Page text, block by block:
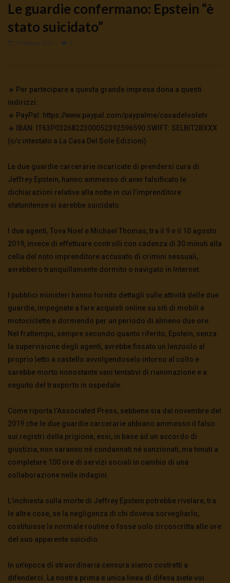
0
65 0
0
304
Le guardie confermano: Epstein “è
stato suicidato”
☀️ Per partecipare a questa grande impresa dona a questi
indirizzi:
☀️ PayPal: https://www.paypal.com/paypalme/casadelsoletv
☀️ IBAN: IT63P0326822300052392596590 SWIFT: SELBIT2BXXX
(c/c intestato a La Casa Del Sole Edizioni)
Le due guardie carcerarie incaricate di prendersi cura di
Jeffrey Epstein, hanno ammesso di aver falsificato le
dichiarazioni relative alla notte in cui l’imprenditore
statunitense si sarebbe suicidato.
I due agenti, Tova Noel e Michael Thomas, tra il 9 e il 10 agosto
2019, invece di effettuare controlli con cadenza di 30 minuti alla
cella del noto imprenditore accusato di crimini sessuali,
avrebbero tranquillamente dormito o navigato in Internet.
I pubblici ministeri hanno fornito dettagli sulle attività delle due
guardie, impegnate a fare acquisti online su siti di mobili e
motociclette e dormendo per un periodo di almeno due ore.
Nel frattempo, sempre secondo quanto riferito, Epstein, senza
la supervisione degli agenti, avrebbe fissato un lenzuolo al
proprio letto a castello avvolgendoselo intorno al collo e
sarebbe morto nonostante vani tentativi di rianimazione e a
seguito del trasporto in ospedale.
Come riporta l’Associated Press, sebbene sia dal novembre del
2019 che le due guardie carcerarie abbiano ammesso il falso
sui registri della prigione, essi, in base ad un accordo di
giustizia, non saranno né condannati né sanzionati, ma tenuti a
completare 100 ore di servizi sociali in cambio di una
collaborazione nelle indagini.
L’inchiesta sulla morte di Jeffrey Epstein potrebbe rivelare, tra
le altre cose, se la negligenza di chi doveva sorvegliarlo,
costituisse la normale routine o fosse solo circoscritta alle ore
del suo apparente suicidio.
In un’epoca di straordinaria censura siamo costretti a
difenderci. La nostra prima e unica linea di difesa siete voi.